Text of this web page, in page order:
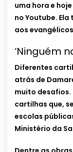
uma hora e
no Youtube.
aos
‘Ninguém
Diferentes
atrás de
muito desafios.
cartilhas que,
escolas
Ministério da